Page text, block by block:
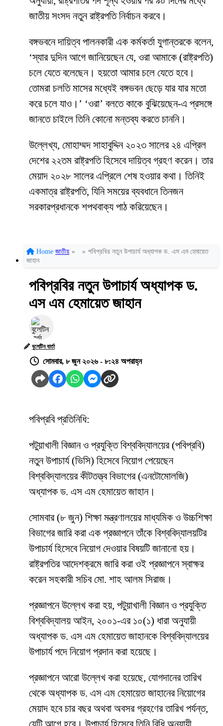
জাতীয় সংসদ নতুন রাষ্ট্রপতি নির্বাচন করবে।
বঙ্গভবনে দায়িত্ব পালনকারী এক কর্মকর্তা যুগান্তরকে বলেন,
‘স্যার দুদিন আগে জানিয়েছেন যে, ওরা আমাকে (রাষ্ট্রপতি)
চলে যেতে বলেছেন। হয়তো আমার চলে যেতে হবে।
তোমরা চলতি মাসের মধ্যেই বঙ্গভবন ছেড়ে যার যার মতো
করে চলে যাও।’ ‘ওরা’ বলতে কাকে বুঝিয়েছেন-এ প্রসঙ্গে
জানতে চাইলে তিনি কোনো মন্তব্য করতে চাননি।
উল্লেখ্য, মোহাম্মদ সাহাবুদ্দিন ২০২৩ সালের ২৪ এপ্রিল
দেশের ২২তম রাষ্ট্রপতি হিসেবে দায়িত্ব গ্রহণ করেন। তার
মেয়াদ ২০২৮ সালের এপ্রিলে শেষ হওয়ার কথা। তিনিই
একমাত্র রাষ্ট্রপতি, যিনি সময়ের ব্যবধানে তিনজন
সরকারপ্রধানকে শপথবাক্য পাঠ করিয়েছেন।
Home জাতীয় » » পবিপ্রবির নতুন উপাচার্য অধ্যাপক ড. এস এম হেমায়েত
জাহান
পবিপ্রবির নতুন উপাচার্য অধ্যাপক ড.
এস এম হেমায়েত জাহান
বুলেটিন বার্তা
সোমবার, ৮ জুন ২০২৬ - ৮:২৪ অপরাহ্ন
পবিপ্রবি প্রতিনিধি:
পটুয়াখালী বিজ্ঞান ও প্রযুক্তি বিশ্ববিদ্যালয়ের (পবিপ্রবি)
নতুন উপাচার্য (ভিসি) হিসেবে নিয়োগ পেয়েছেন
বিশ্ববিদ্যালয়ের কীটতত্ত্ব বিভাগের (এনটোমোলজি)
অধ্যাপক ড. এস এম হেমায়েত জাহান।
সোমবার (৮ জুন) শিক্ষা মন্ত্রণালয়ের মাধ্যমিক ও উচ্চশিক্ষা
বিভাগের জারি করা এক প্রজ্ঞাপনে তাঁকে বিশ্ববিদ্যালয়টির
উপাচার্য হিসেবে নিয়োগ দেওয়ার বিষয়টি জানানো হয়।
রাষ্ট্রপতির আদেশক্রমে জারি করা ওই প্রজ্ঞাপনে স্বাক্ষর
করেন সহকারী সচিব মো. শাহ আলম সিরাজ।
প্রজ্ঞাপনে উল্লেখ করা হয়, পটুয়াখালী বিজ্ঞান ও প্রযুক্তি
বিশ্ববিদ্যালয় আইন, ২০০১-এর ১০(১) ধারা অনুযায়ী
অধ্যাপক ড. এস এম হেমায়েত জাহানকে বিশ্ববিদ্যালয়ের
উপাচার্য পদে নিয়োগ প্রদান করা হয়েছে।
প্রজ্ঞাপনে আরো উল্লেখ করা হয়েছে, যোগদানের তারিখ
থেকে অধ্যাপক ড. এস এম হেমায়েত জাহানের নিয়োগের
মেয়াদ হবে চার বছর অথবা অবসর গ্রহণের তারিখ পর্যন্ত,